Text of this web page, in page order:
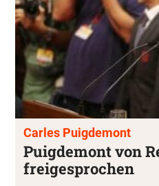
Carles Puigdemont
Puigdemont von
freigesprochen